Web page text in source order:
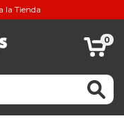
la Tienda
0